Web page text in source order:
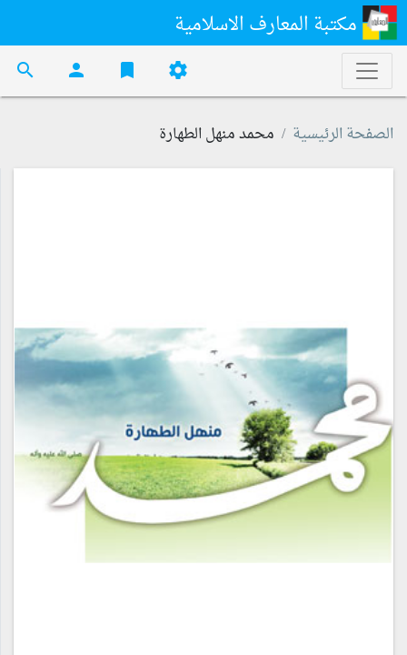
مكتبة المعارف الاسلامية
settings
bookmark
person
search
الصفحة الرئيسية محمد منهل الطهارة